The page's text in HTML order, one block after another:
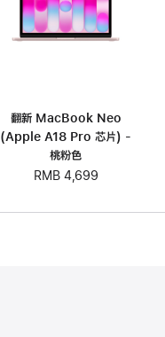
翻新 MacBook Neo
(Apple A18 Pro 芯片) -
桃粉色
RMB 4,699